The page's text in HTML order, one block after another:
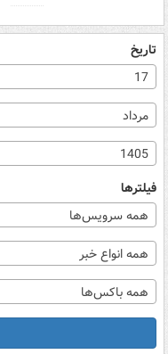
تاریخ
17
مرداد
1405
فیلترها
همه سرویس‌ها
همه انواع خبر
همه باکس‌ها